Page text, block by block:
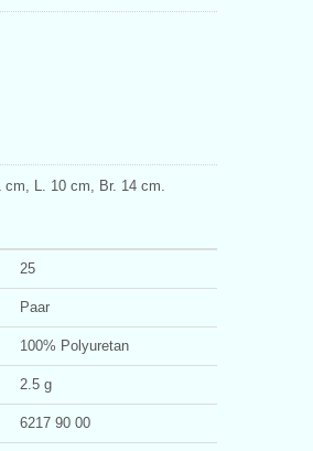
L. 10 cm, Br. 14 cm.
25
Paar
100% Polyuretan
2.5 g
6217 90 00